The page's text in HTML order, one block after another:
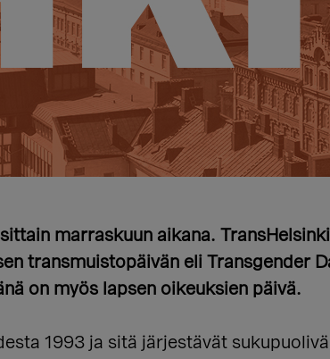
marraskuun aikana.
transmuistopäivän eli Transgender
on myös lapsen oikeuksien päivä.
1993 ja sitä järjestävät